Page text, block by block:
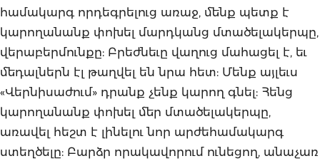
համակարգ որդեգրելուց առաջ, մենք պետք է
կարողանանք փոխել մարդկանց մտածելակերպը,
վերաբերմունքը: Բրեժնեւը վաղուց մահացել է, եւ
մեդալներն էլ թաղվել են նրա հետ: Մենք այլեւս
«Վերնիսաժում» դրանք չենք կարող գնել: Հենց
կարողանանք փոխել մեր մտածելակերպը,
առավել հեշտ է լինելու նոր արժեհամակարգ
ստեղծելը: Բարձր որակավորում ունեցող, անաչառ